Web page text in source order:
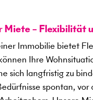
Miete – Flexibilität
Immobilie bietet
Ihre
sich langfristig zu
spontan, vor